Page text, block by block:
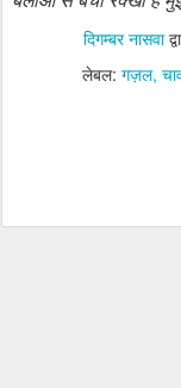
दिगम्बर नासवा
लेबल: गज़ल